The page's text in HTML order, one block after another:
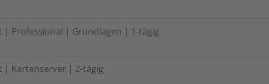
| Professional | Grundlagen | 1-tägig
| Kartenserver | 2-tägig